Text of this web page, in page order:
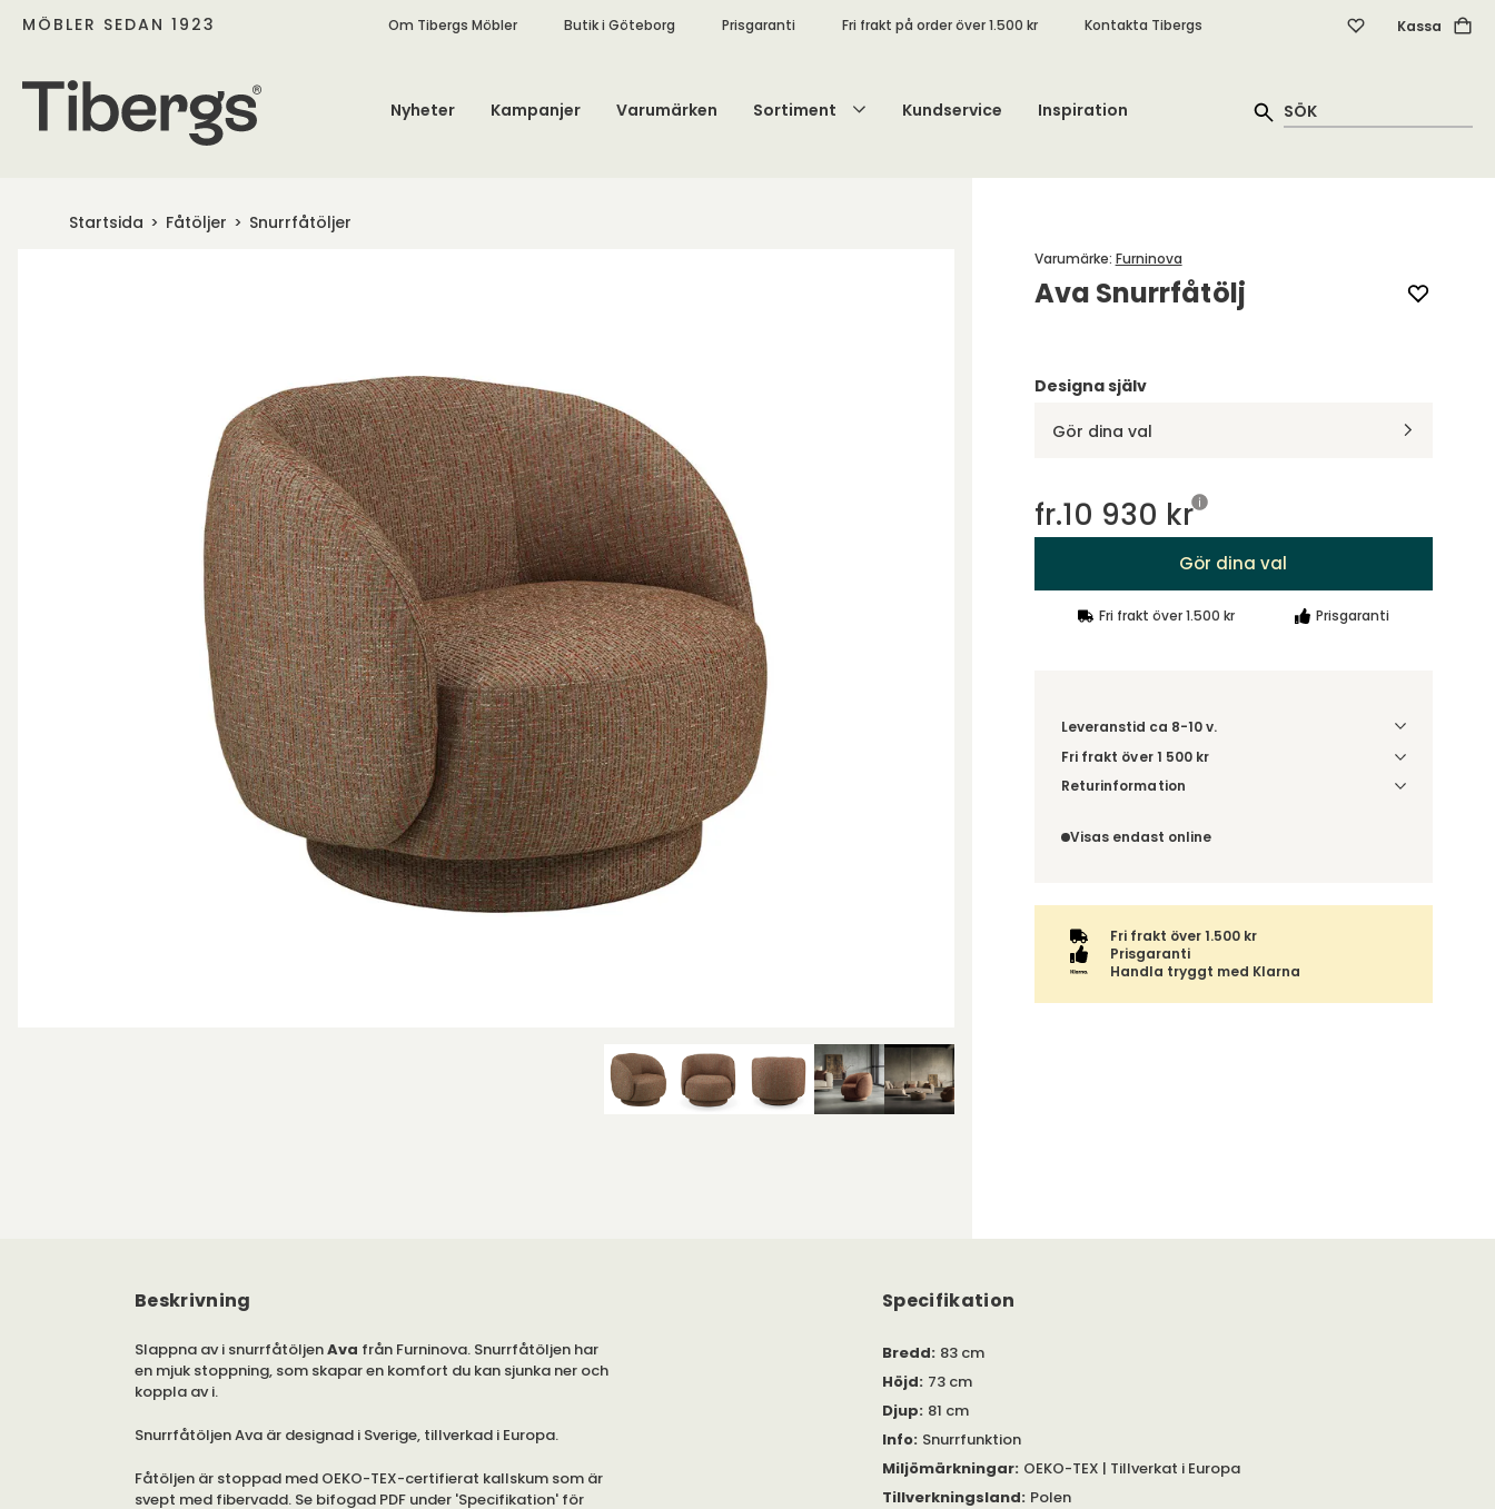
MÖBLER SEDAN 1923 Om Tibergs Möbler Butik i Göteborg Prisgaranti Fri frakt på order över 1.500 kr Kontakta Tibergs Kassa
Nyheter Kampanjer Varumärken Sortiment Kundservice Inspiration
Startsida Fåtöljer Snurrfåtöljer
Ava Snurrfåtölj
Varumärke: Furninova
Designa själv
Gör dina val
fr.10 930 kr
Gör dina val
Fri frakt över 1.500 kr Prisgaranti
Leveranstid ca 8-10 v.
Fri frakt över 1 500 kr
Välj utförande via 'Gör dina val' för
Returinformation
omfattas därför inte av ångerrätten.
Visas endast online
Fri frakt över 1.500 kr
Prisgaranti
Handla tryggt med Klarna
Beskrivning
Slappna av i snurrfåtöljenAva från Furninova. Snurrfåtöljen har
en mjuk stoppning, som skapar en komfort du kan sjunka ner och
koppla av i.
Snurrfåtöljen Ava är designad i Sverige, tillverkad i Europa.
Fåtöljen är stoppad med OEKO-TEX-certifierat kallskum som är
svept med fibervadd. Se bifogad PDF under 'Specifikation' för
Specifikation
Bredd: 83 cm
Höjd: 73 cm
Djup: 81 cm
Info: Snurrfunktion
Miljömärkningar: OEKO-TEX | Tillverkat i Europa
Tillverkningsland: Polen